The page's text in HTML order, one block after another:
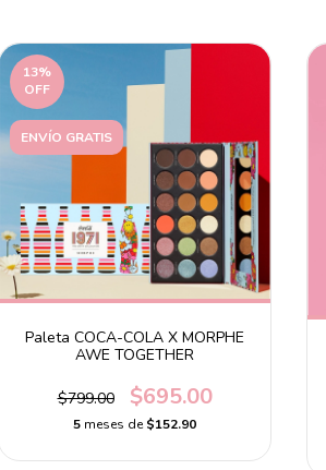
13%
OFF
ENVÍO GRATIS
Paleta COCA-COLA X MORPHE
AWE TOGETHER
$799.00 $695.00
5 meses de$152.90